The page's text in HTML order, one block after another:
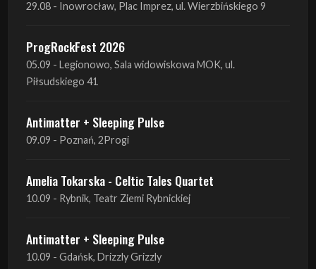
29.08 - Inowrocław, Plac Imprez, ul. Wierzbińskiego 9
ProgRockFest 2026
05.09 - Legionowo, Sala widowiskowa MOK, ul.
Piłsudskiego 41
Antimatter + Sleeping Pulse
09.09 - Poznań, 2Progi
Amelia Tokarska - Celtic Tales Quartet
10.09 - Rybnik, Teatr Ziemi Rybnickiej
Antimatter + Sleeping Pulse
10.09 - Gdańsk, Drizzly Grizzly